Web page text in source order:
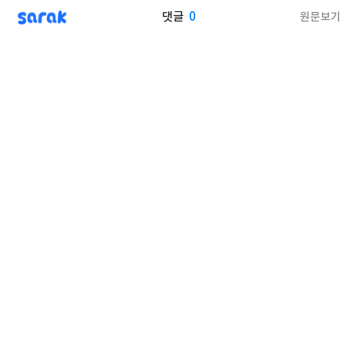
sarak 댓글 0 원문보기